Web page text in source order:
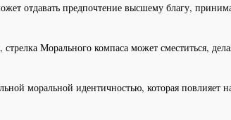
отдавать предпочтение высшему благу,
Морального компаса может сместиться,
моральной идентичностью, которая